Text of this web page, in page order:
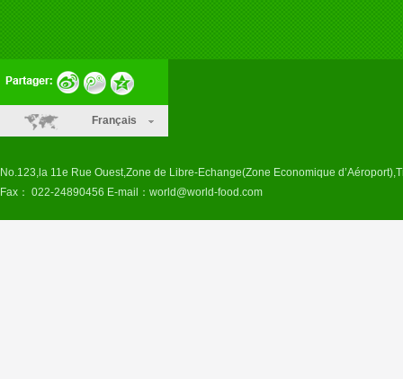
Français
No.123,la 11e Rue Ouest,Zone de Libre-Echange(Zone Economique
Fax： 022-24890456 E-mail： world@world-food.com